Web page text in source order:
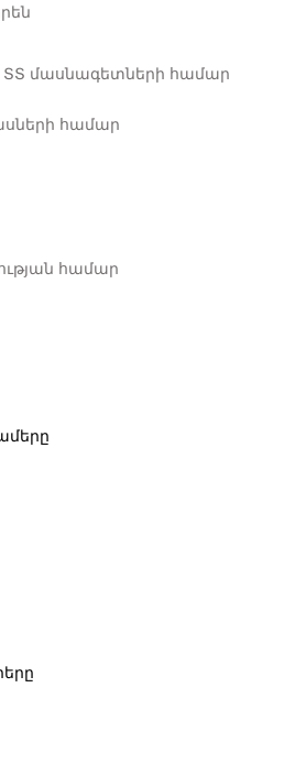
ՏՏ մասնագետների համար
համար
համար